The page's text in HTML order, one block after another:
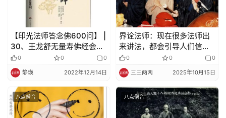
【印光法师答念佛600问】 |
30、王龙舒无量寿佛经会集
本的主要错误是什么？
0 0 0
静瑛 2022年12月14日
界诠法师：现在很多法师出
来讲法，都会引导人们信世
间法，这很颠倒的事情
0 0 0
三三两两 2025年10月15日
八点僧音 八点僧音